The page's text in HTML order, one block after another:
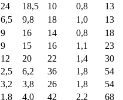
24 18,5 10 0,8
13
6,5 9,8 18 1,0
13
9 16 14 0,8
18
9 15 16 1,1
23
12 20 22 1,4
30
2,5 6,2 36 1,8
54
3,2 3,8 26 1,8
54
1,8 4,0 42 2,2
68